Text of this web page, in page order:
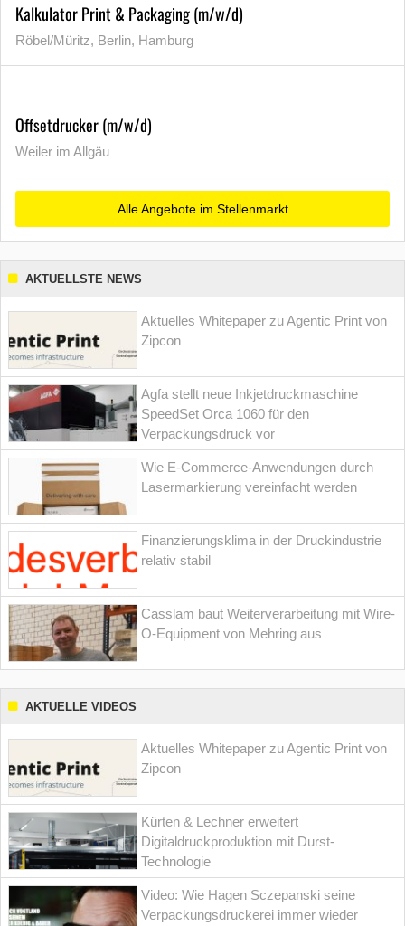
Kalkulator Print & Packaging (m/w/d)
Röbel/Müritz, Berlin, Hamburg
Offsetdrucker (m/w/d)
Weiler im Allgäu
Alle Angebote im Stellenmarkt
AKTUELLSTE NEWS
Aktuelles Whitepaper zu Agentic Print von
Zipcon
Agfa stellt neue Inkjetdruckmaschine
SpeedSet Orca 1060 für den
Verpackungsdruck vor
Wie E-Commerce-Anwendungen durch
Lasermarkierung vereinfacht werden
Finanzierungsklima in der Druckindustrie
relativ stabil
Casslam baut Weiterverarbeitung mit Wire-
O-Equipment von Mehring aus
AKTUELLE VIDEOS
Aktuelles Whitepaper zu Agentic Print von
Zipcon
Kürten & Lechner erweitert
Digitaldruckproduktion mit Durst-
Technologie
Video: Wie Hagen Sczepanski seine
Verpackungsdruckerei immer wieder